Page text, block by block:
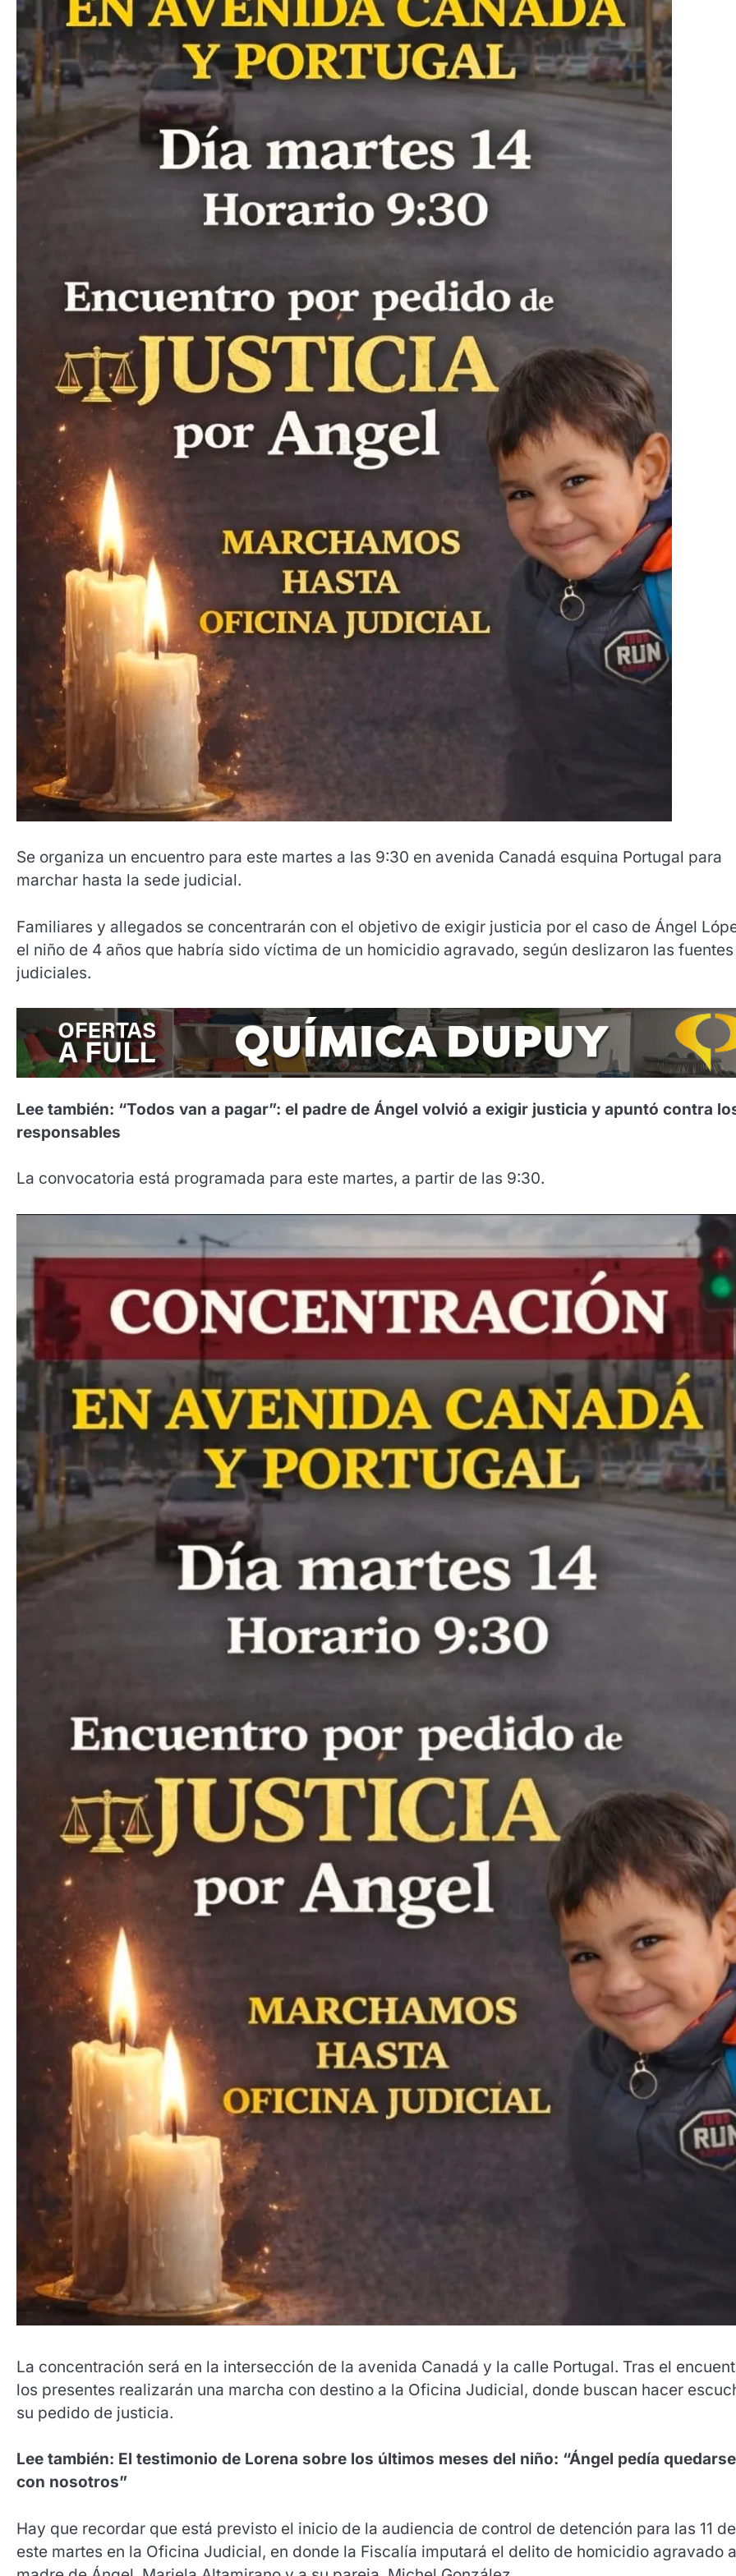
Se organiza un encuentro para este martes a las 9:30 en avenida Canadá esquina Portugal para
marchar hasta la sede judicial.
Familiares y allegados se concentrarán con el objetivo de exigir justicia por el caso de Ángel
el niño de 4 años que habría sido víctima de un homicidio agravado, según deslizaron las fuentes
judiciales.
Lee también: “Todos van a pagar”: el padre de Ángel volvió a exigir justicia y apuntó contra
responsables
La convocatoria está programada para este martes, a partir de las 9:30.
La concentración será en la intersección de la avenida Canadá y la calle Portugal. Tras el
los presentes realizarán una marcha con destino a la Oficina Judicial, donde buscan hacer
su pedido de justicia.
Lee también: El testimonio de Lorena sobre los últimos meses del niño: “Ángel pedía quedarse
con nosotros”
Hay que recordar que está previsto el inicio de la audiencia de control de detención para las 11 de
este martes en la Oficina Judicial, en donde la Fiscalía imputará el delito de homicidio agravado